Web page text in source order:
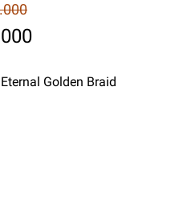
Golden Braid